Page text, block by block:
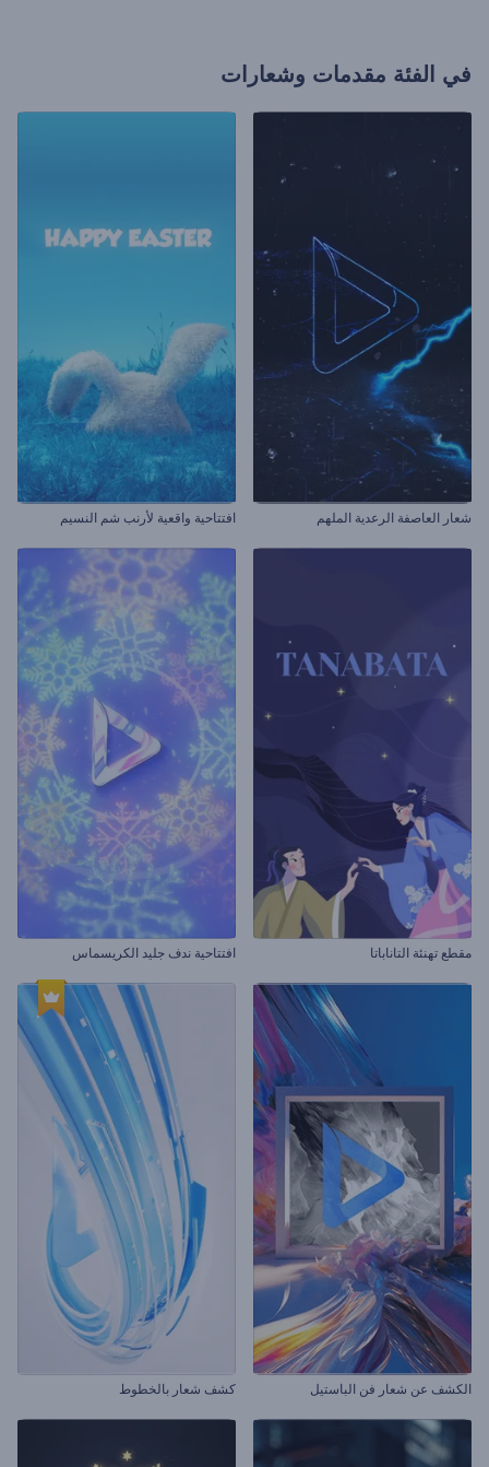
في الفئة مقدمات وشعارات
شعار العاصفة الرعدية الملهم افتتاحية واقعية لأرنب شم النسيم
مقطع تهنئة التاناباتا افتتاحية ندف جليد الكريسماس
الكشف عن شعار فن الباستيل كشف شعار بالخطوط